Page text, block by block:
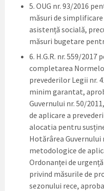
5. OUG nr. 93/2016
măsuri de
asistență socială,
măsuri bugetare
6. H.G.R. nr. 559/
completarea
prevederilor Legii nr.
minim garantat,
Guvernului nr. 50/
de aplicare a
alocatia pentru
Hotărârea Guvernului
metodologice de
Ordonanței de
privind măsurile de
sezonului rece,